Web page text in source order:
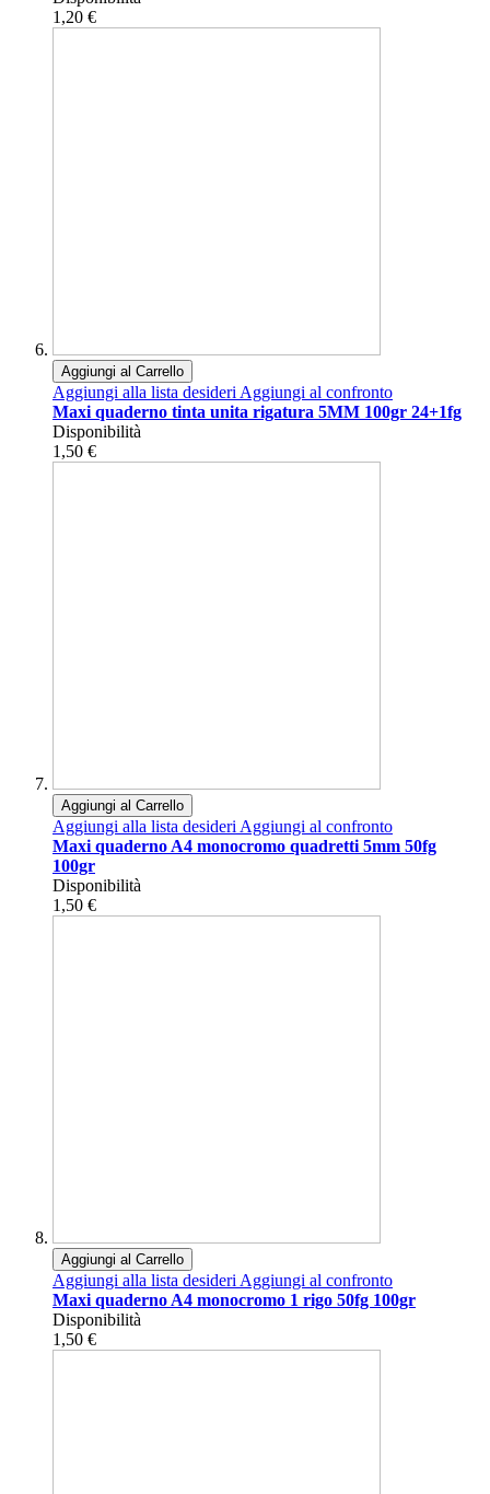
1,20 €
Aggiungi al Carrello
Aggiungi alla lista desideriAggiungi al confronto
Maxi quaderno tinta unita rigatura 5MM 100gr 24+1fg
Disponibilità
1,50 €
Aggiungi al Carrello
Aggiungi alla lista desideriAggiungi al confronto
Maxi quaderno A4 monocromo quadretti 5mm 50fg
100gr
Disponibilità
1,50 €
Aggiungi al Carrello
Aggiungi alla lista desideriAggiungi al confronto
Maxi quaderno A4 monocromo 1 rigo 50fg 100gr
Disponibilità
1,50 €